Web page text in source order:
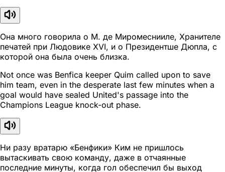
Она много говорила о М. де Миромеснииле, Хранителе
печатей при Людовике XVI, и о Президентше Дюпла, с
которой она была очень близка.
Not once was Benfica keeper Quim called upon to save
him team, even in the desperate last few minutes when a
goal would have sealed United's passage into the
Champions League knock-out phase.
Ни разу вратарю «Бенфики» Ким не пришлось
вытаскивать свою команду, даже в отчаянные
последние минуты, когда гол обеспечил бы выход